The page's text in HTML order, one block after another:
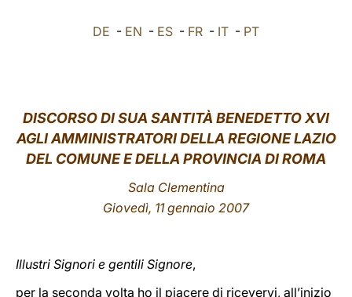
العربيّة DE - EN - ES - FR - IT - PT
DISCORSO DI SUA SANTITÀ BENEDETTO XVI
AGLI AMMINISTRATORI DELLA REGIONE LAZIO
DEL COMUNE E DELLA PROVINCIA DI ROMA
Sala Clementina
Giovedì, 11 gennaio 2007
Illustri Signori e gentili Signore,
per la seconda volta ho il piacere di ricevervi, all’inizio